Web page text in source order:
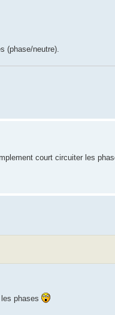
(phase/neutre).
court circuiter les
phases